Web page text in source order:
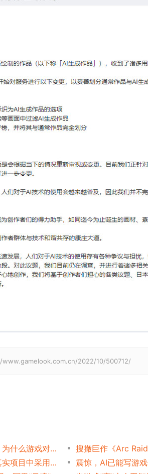
www.gamelook.com.cn/2022/10/500712/
雅达利联合创始人去世，为什么游戏对AI很重要？
游戏公司精确测算：在真实项目中采用AI画图节省了80%美术成本！